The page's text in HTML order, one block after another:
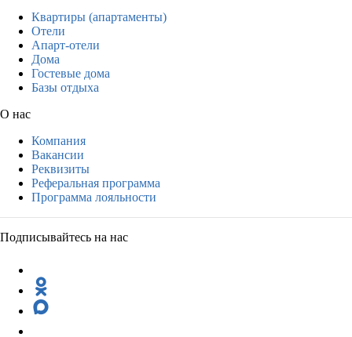
Квартиры (апартаменты)
Отели
Апарт-отели
Дома
Гостевые дома
Базы отдыха
О нас
Компания
Вакансии
Реквизиты
Реферальная программа
Программа лояльности
Подписывайтесь на нас